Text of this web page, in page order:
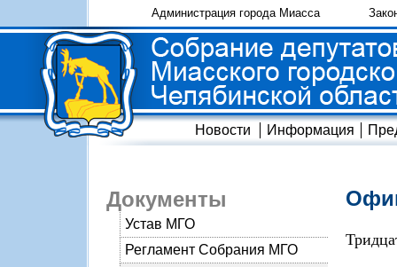
Администрация города Миасса
Новости Информация
Документы
Устав МГО
Регламент Собрания МГО